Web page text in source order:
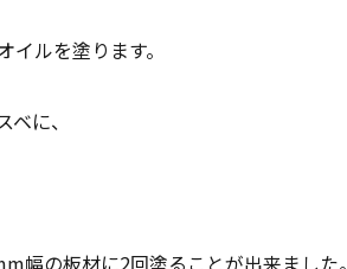
ルを塗ります。
に、
幅の板材に2回塗ることが出来ました。